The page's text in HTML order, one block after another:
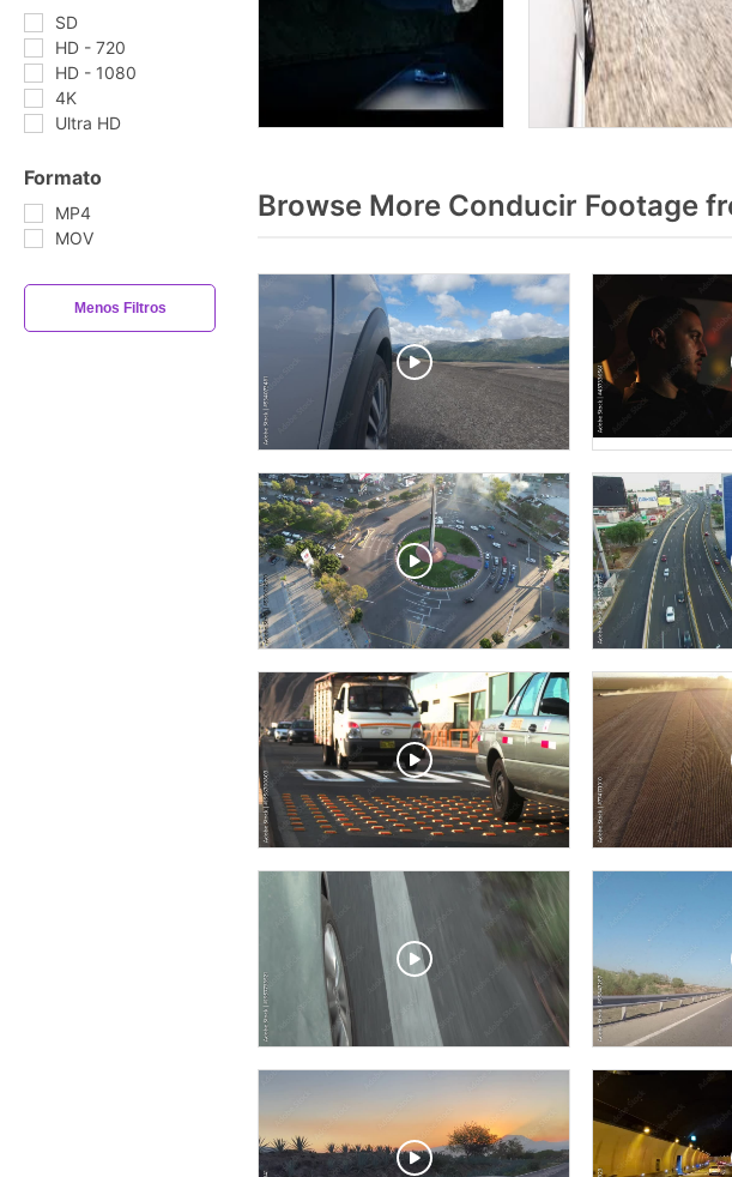
SD
HD - 720
HD - 1080
4K
Ultra HD
Formato
MP4
MOV
Menos Filtros
Browse More Conducir Footage